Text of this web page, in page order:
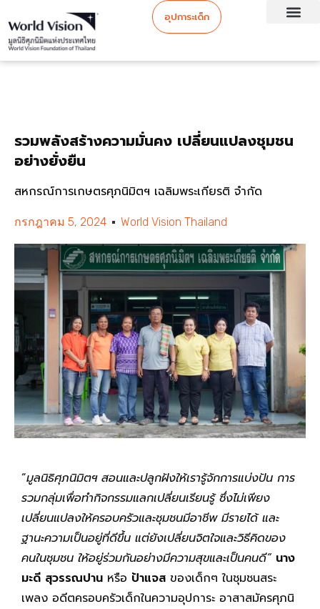
อุปการะเด็ก
รวมพลังสร้างความมั่นคง เปลี่ยนแปลงชุมชน
อย่างยั่งยืน
สหกรณ์การเกษตรศุภนิมิตฯ เฉลิมพระเกียรติ จำกัด
กรกฎาคม 5, 2024 World Vision Thailand
“มูลนิธิศุภนิมิตฯ สอนและปลูกฝังให้เรารู้จักการแบ่งปัน การ
รวมกลุ่มเพื่อทำกิจกรรมแลกเปลี่ยนเรียนรู้ ซึ่งไม่เพียง
เปลี่ยนแปลงให้ครอบครัวและชุมชนมีอาชีพ มีรายได้ และ
ฐานะความเป็นอยู่ที่ดีขึ้น แต่ยังเปลี่ยนจิตใจและวิธีคิดของ
คนในชุมชน ให้อยู่ร่วมกันอย่างมีความสุขและเป็นคนดี” นาง
มะดี สุวรรณปาน หรือ ป้าแจส ของเด็กๆ ในชุมชนสระ
เพลง อดีตครอบครัวเด็กในความอุปการะ อาสาสมัครศุภนิ